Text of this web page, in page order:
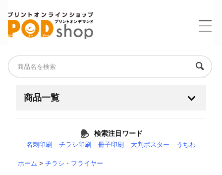
商品一覧
検索注目ワード
名刺印刷 チラシ印刷 冊子印刷 大判ポスター うちわ
ホーム > チラシ・フライヤー